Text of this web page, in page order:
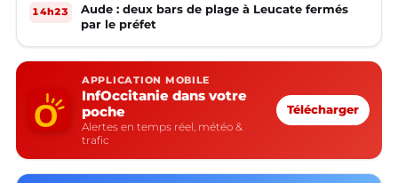
14h23
Aude : deux bars de plage à Leucate fermés
par le préfet
APPLICATION MOBILE
InfOccitanie dans votre
poche
Alertes en temps réel, météo &
trafic
Télécharger